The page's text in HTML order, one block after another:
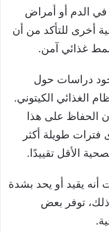
الدم أو أمراض
أخرى للتأكد من أن
نمط غذائي آمن.
دراسات حول
الغذائي الكيتوني.
الحفاظ على هذا
فترات طويلة أكثر
الأقل تقييدًا.
أنه يقيد أو يحد بشدة
توفر بعض